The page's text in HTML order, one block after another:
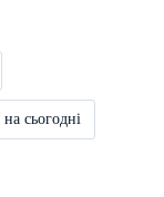
сьогодні